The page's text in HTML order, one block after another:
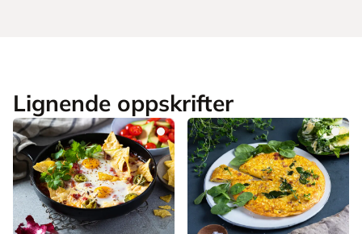
Lignende oppskrifter